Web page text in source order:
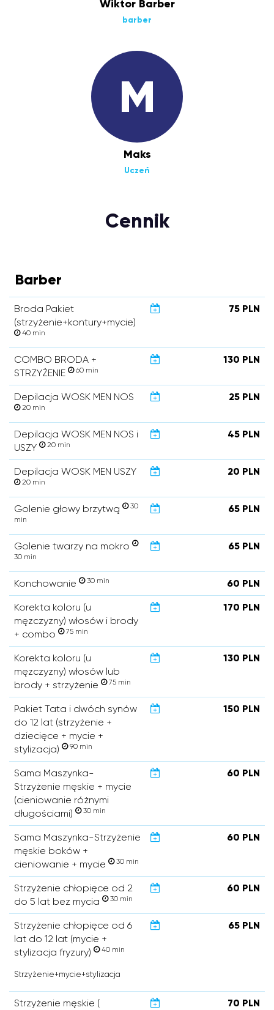
Wiktor Barber
barber
M
Maks
Uczeń
Cennik
Barber
Broda Pakiet
(strzyżenie+kontury+mycie)
40 min
75 PLN
COMBO BRODA +
STRZYŻENIE
60 min
130 PLN
Depilacja WOSK MEN NOS
20 min
25 PLN
Depilacja WOSK MEN NOS i
USZY
20 min
45 PLN
Depilacja WOSK MEN USZY
20 min
20 PLN
Golenie głowy brzytwą
30
min
65 PLN
Golenie twarzy na mokro
30 min
65 PLN
Konchowanie 30 min 60 PLN
Korekta koloru (u
męzczyzny) włosów i brody
+ combo
75 min
170 PLN
Korekta koloru (u
męzczyzny) włosów lub
brody + strzyżenie
75 min
130 PLN
Pakiet Tata i dwóch synów
do 12 lat (strzyżenie +
dziecięce + mycie +
stylizacja)
90 min
150 PLN
Sama Maszynka-
Strzyżenie męskie + mycie
(cieniowanie różnymi
długościami)
30 min
60 PLN
Sama Maszynka-Strzyżenie
męskie boków +
cieniowanie + mycie
30 min
60 PLN
Strzyżenie chłopięce od 2
do 5 lat bez mycia
30 min
60 PLN
Strzyżenie chłopięce od 6
lat do 12 lat (mycie +
stylizacja fryzury)
40 min
65 PLN
Strzyżenie+mycie+stylizacja
Strzyżenie męskie (
70 PLN